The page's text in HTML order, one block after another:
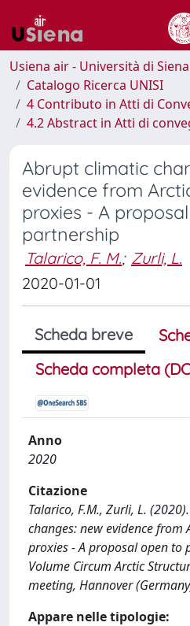
Usiena air - Università di Siena
Catalogo Ricerca UNISI
4 Contributo in Atti di
4.2 Abstract in Atti di
Abrupt climatic
evidence from
proxies - A
partnership
Talarico, F. M.; Zurli, L.
2020-01-01
Scheda breve
Scheda completa
Anno
2020
Citazione
Talarico, F.M., Zurli, L.
changes: new evidence from
proxies - A proposal open to
Volume Circum Arctic
meeting, Hannover
Appare nelle tipologie: